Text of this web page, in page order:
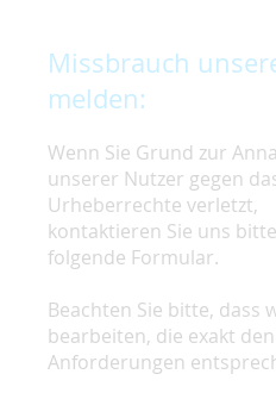
Missbrauch
melden:
Wenn Sie Grund zur
unserer Nutzer gegen
Urheberrechte verletzt,
kontaktieren Sie uns
folgende Formular.
Beachten Sie bitte, dass
bearbeiten, die exakt
Anforderungen